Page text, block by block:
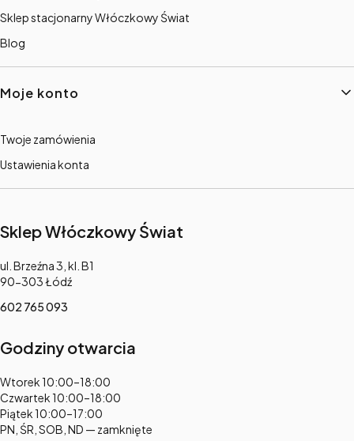
Sklep stacjonarny Włóczkowy Świat
Blog
Moje konto
Twoje zamówienia
Ustawienia konta
Sklep Włóczkowy Świat
Adres:
ul. Brzeźna 3, kl. B1
90-303 Łódź
602 765 093
Godziny otwarcia
Adres:
Wtorek 10:00–18:00
Czwartek 10:00–18:00
Piątek 10:00–17:00
PN, ŚR, SOB, ND — zamknięte